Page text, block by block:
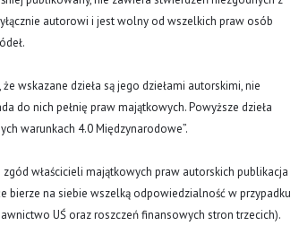
autorowi i jest wolny od wszelkich praw osób
wskazane dzieła są jego dziełami autorskimi, nie
do nich pełnię praw majątkowych. Powyższe dzieła
warunkach 4.0 Międzynarodowe”.
właścicieli majątkowych praw autorskich publikacja
na siebie wszelką odpowiedzialność w przypadku
UŚ oraz roszczeń finansowych stron trzecich).